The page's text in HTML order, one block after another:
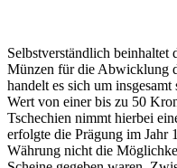
Selbstverständlich beinhaltet
Münzen für die Abwicklung
handelt es sich um
Wert von einer bis zu 50
Tschechien nimmt hierbei
erfolgte die Prägung im Jahr
Währung nicht die